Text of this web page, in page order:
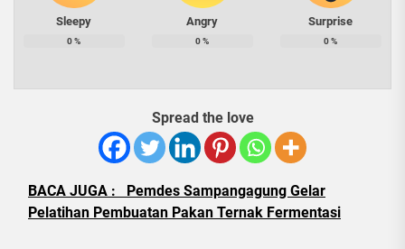
Sleepy
0%
Angry
0%
Surprise
0%
Spread the love
BACA JUGA :
Pemdes Sampangagung Gelar
Pelatihan Pembuatan Pakan Ternak Fermentasi